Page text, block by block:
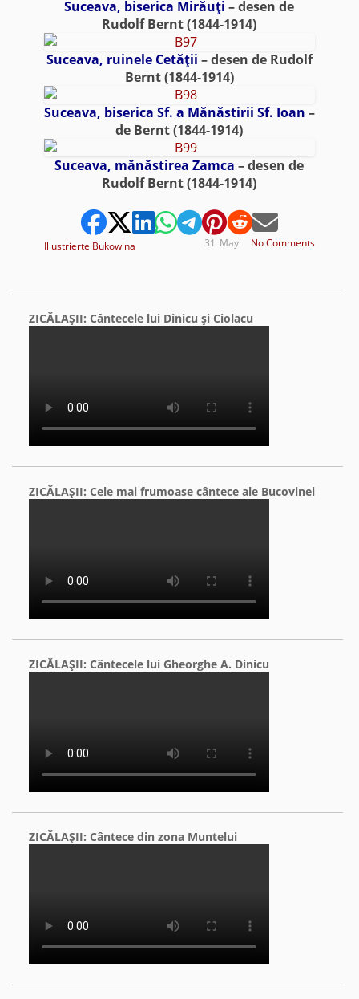
Suceava, biserica Mirăuţi – desen de
Rudolf Bernt (1844-1914)
Suceava, ruinele Cetăţii – desen de Rudolf
Bernt (1844-1914)
Suceava, biserica Sf. a Mănăstirii Sf. Ioan –
de Bernt (1844-1914)
Suceava, mănăstirea Zamca – desen de
Rudolf Bernt (1844-1914)
Illustrierte Bukowina No Comments
May
31
ZICĂLAŞII: Cântecele lui Dinicu şi Ciolacu
ZICĂLAŞII: Cele mai frumoase cântece ale Bucovinei
ZICĂLAŞII: Cântecele lui Gheorghe A. Dinicu
ZICĂLAŞII: Cântece din zona Muntelui